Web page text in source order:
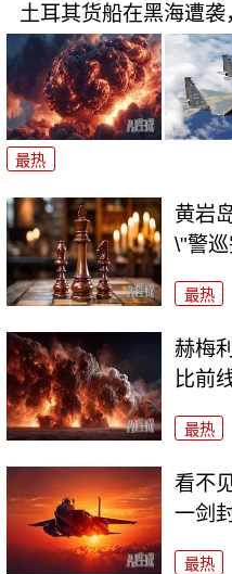
土耳其货船在黑海遭
最热
黄岩
\"警
最热
赫梅
比前
最热
看不
一剑
最热